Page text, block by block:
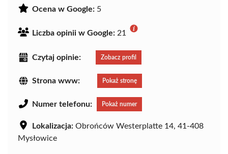
Ocena w Google: 5
Liczba opinii w Google: 21
Czytaj opinie: Zobacz profil
Strona www: Pokaż stronę
Numer telefonu: Pokaż numer
Lokalizacja: Obrońców Westerplatte 14, 41-408
Mysłowice